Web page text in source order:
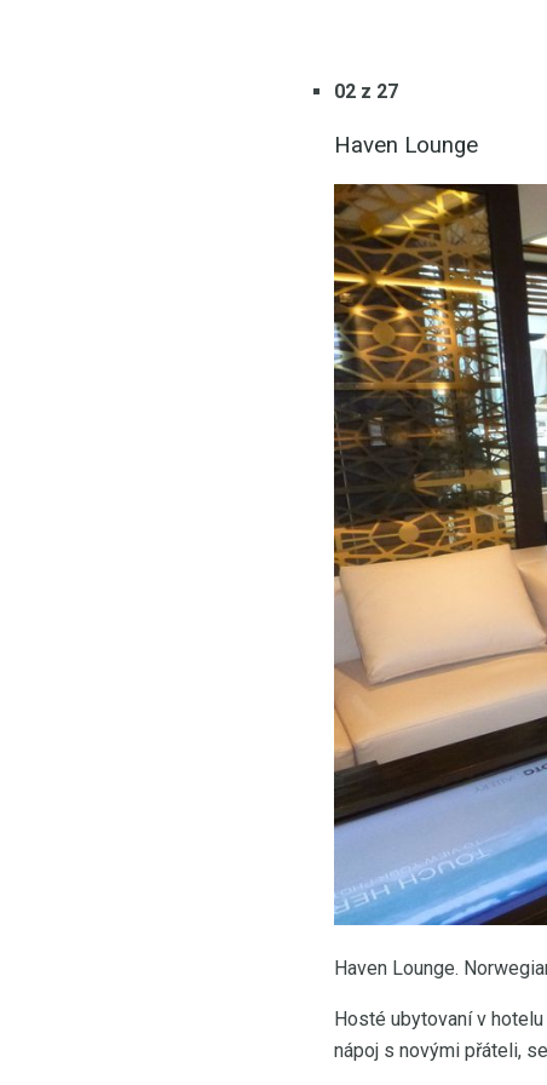
02 z 27
Haven Lounge
Haven Lounge.
Hosté ubytovaní v
nápoj s novými přáteli,